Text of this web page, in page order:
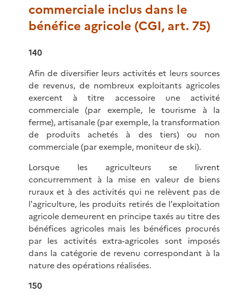
commerciale inclus dans le
bénéfice agricole (CGI, art. 75)
140
Afin de diversifier leurs activités et leurs sources
de revenus, de nombreux exploitants agricoles
exercent à titre accessoire une activité
commerciale (par exemple, le tourisme à la
ferme), artisanale (par exemple, la transformation
de produits achetés à des tiers) ou non
commerciale (par exemple, moniteur de ski).
Lorsque les agriculteurs se livrent
concurremment à la mise en valeur de biens
ruraux et à des activités qui ne relèvent pas de
l'agriculture, les produits retirés de l'exploitation
agricole demeurent en principe taxés au titre des
bénéfices agricoles mais les bénéfices procurés
par les activités extra-agricoles sont imposés
dans la catégorie de revenu correspondant à la
nature des opérations réalisées.
150